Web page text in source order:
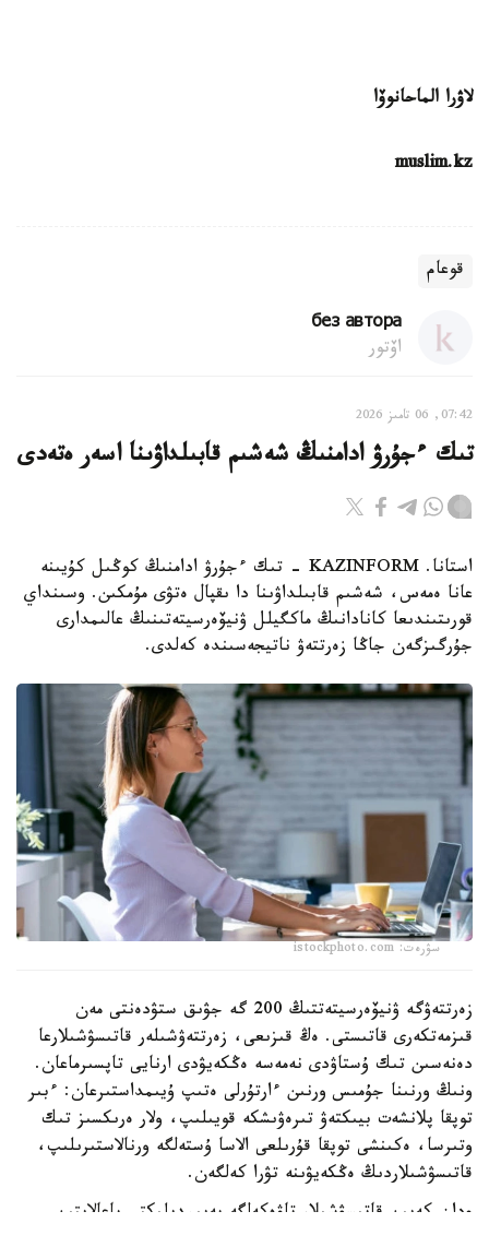
لاۋرا الماحانوۆا
muslim.kz
قوعام
без автора
اۆتور
07:42, 06 تامىز 2026
تىك ءجۇرۋ ادامنىڭ شەشىم قابىلداۋىنا اسەر ەتەدى
استانا. KAZINFORM - تىك ءجۇرۋ ادامنىڭ كوڭىل كۇيىنە
عانا ەمەس، شەشىم قابىلداۋىنا دا ىقپال ەتۋى مۇمكىن. وسىنداي
قورىتىندىعا كانادانىڭ ماكگيلل ۋنيۆەرسيتەتىنىڭ عالىمدارى
جۇرگىزگەن جاڭا زەرتتەۋ ناتيجەسىندە كەلدى.
سۋرەت: istockphoto.com
زەرتتەۋگە ۋنيۆەرسيتەتتىڭ 200 گە جۋىق ستۋدەنتى مەن
قىزمەتكەرى قاتىستى. ەڭ قىزىعى، زەرتتەۋشىلەر قاتىسۋشىلارعا
دەنەسىن تىك ۇستاۋدى نەمەسە ەڭكەيۋدى ارنايى تاپسىرماعان.
ونىڭ ورنىنا جۇمىس ورنىن ءارتۇرلى ەتىپ ۇيىمداستىرعان: ءبىر
توپقا پلانشەت بيىكتەۋ تىرەۋىشكە قويىلىپ، ولار ەرىكسىز تىك
وتىرسا، ەكىنشى توپقا قۇرىلعى الاسا ۇستەلگە ورنالاستىرىلىپ،
قاتىسۋشىلاردىڭ ەڭكەيۋىنە تۋرا كەلگەن.
ودان كەيىن قاتىسۋشىلار تاۋەكەلگە بەيىمدىلىكتى باعالايتىن